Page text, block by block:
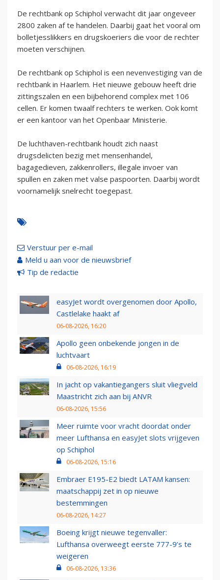
De rechtbank op Schiphol verwacht dit jaar ongeveer
2800 zaken af te handelen. Daarbij gaat het vooral om
bolletjesslikkers en drugskoeriers die voor de rechter
moeten verschijnen.
De rechtbank op Schiphol is een nevenvestiging van de
rechtbank in Haarlem. Het nieuwe gebouw heeft drie
zittingszalen en een bijbehorend complex met 106
cellen. Er komen twaalf rechters te werken. Ook komt
er een kantoor van het Openbaar Ministerie.
De luchthaven-rechtbank houdt zich naast
drugsdelicten bezig met mensenhandel,
bagagedieven, zakkenrollers, illegale invoer van
spullen en zaken met valse paspoorten. Daarbij wordt
voornamelijk snelrecht toegepast.
Verstuur per e-mail
Meld u aan voor de nieuwsbrief
Tip de redactie
easyJet wordt overgenomen door Apollo,
Castlelake haakt af
06-08-2026, 16:20
Apollo geen onbekende jongen in de
luchtvaart
06-08-2026, 16:19
In jacht op vakantiegangers sluit vliegveld
Maastricht zich aan bij ANVR
06-08-2026, 15:56
Meer ruimte voor vracht doordat onder
meer Lufthansa en easyJet slots vrijgeven
op Schiphol
06-08-2026, 15:16
Embraer E195-E2 biedt LATAM kansen:
maatschappij zet in op nieuwe
bestemmingen
06-08-2026, 14:27
Boeing krijgt nieuwe tegenvaller:
Lufthansa overweegt eerste 777-9’s te
weigeren
06-08-2026, 13:36